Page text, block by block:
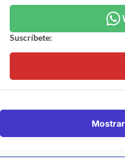
Suscríbete: